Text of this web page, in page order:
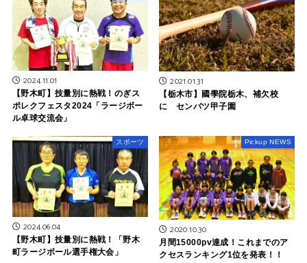
2024.11.01
【野木町】技量別に熱戦！のぎス
ポレクフェスタ2024「ラージボー
ル卓球交流会」
2021.01.31
【栃木市】國學院栃木、補欠校
に センバツ甲子園
スポーツ
2024.06.04
【野木町】技量別に熱戦！「野木
町ラージボール選手権大会」
Pickup NEWS
2020.10.30
月間15000pv達成！これまでのア
クセスランキング1位を発表！！